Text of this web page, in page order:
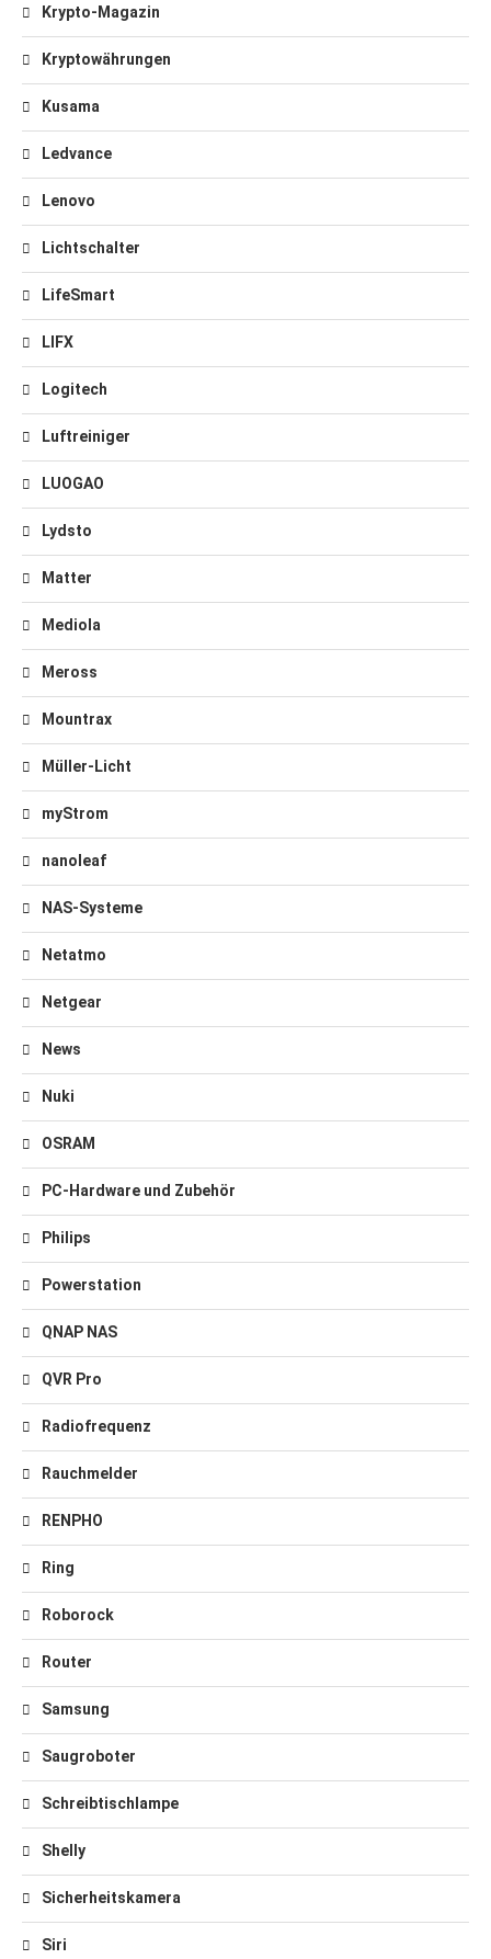
Krypto-Magazin
Kryptowährungen
Kusama
Ledvance
Lenovo
Lichtschalter
LifeSmart
LIFX
Logitech
Luftreiniger
LUOGAO
Lydsto
Matter
Mediola
Meross
Mountrax
Müller-Licht
myStrom
nanoleaf
NAS-Systeme
Netatmo
Netgear
News
Nuki
OSRAM
PC-Hardware und Zubehör
Philips
Powerstation
QNAP NAS
QVR Pro
Radiofrequenz
Rauchmelder
RENPHO
Ring
Roborock
Router
Samsung
Saugroboter
Schreibtischlampe
Shelly
Sicherheitskamera
Siri